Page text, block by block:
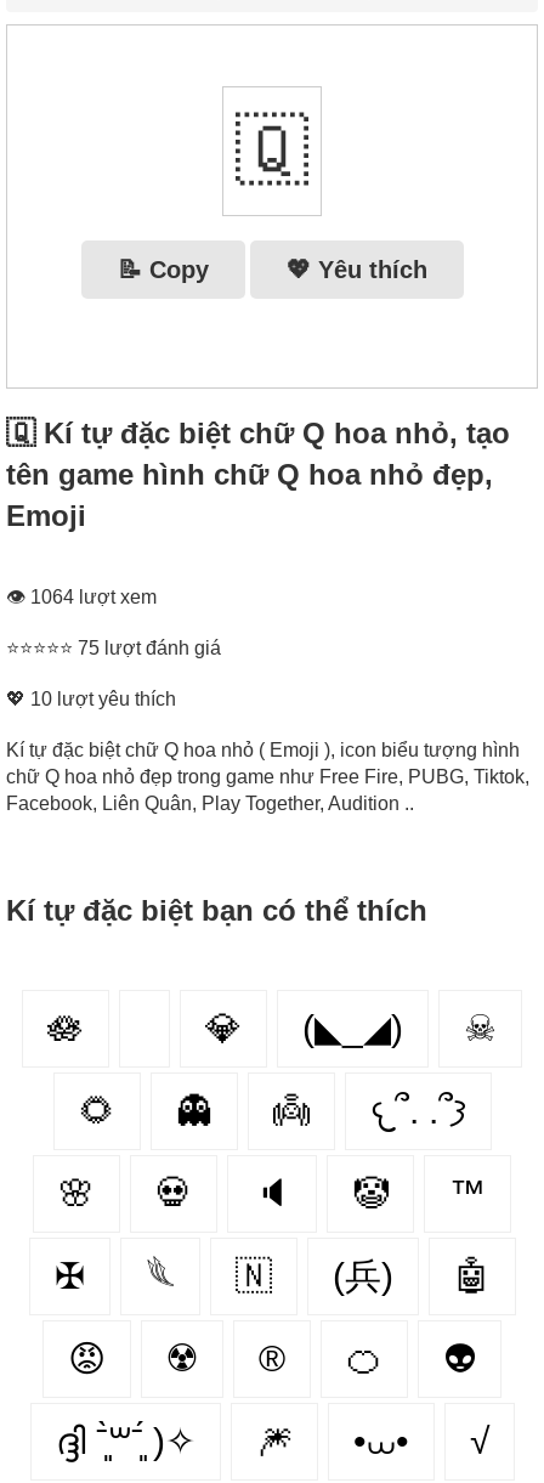
🇶‌
📝 Copy 💖 Yêu thích
🇶‌ Kí tự đặc biệt chữ Q hoa nhỏ, tạo
tên game hình chữ Q hoa nhỏ đẹp,
Emoji
👁 1064 lượt xem
⭐⭐⭐⭐⭐ 75 lượt đánh giá
💖 10 lượt yêu thích
Kí tự đặc biệt chữ Q hoa nhỏ ( Emoji ), icon biểu tượng hình
chữ Q hoa nhỏ đẹp trong game như Free Fire, PUBG, Tiktok,
Facebook, Liên Quân, Play Together, Audition ..
Kí tự đặc biệt bạn có thể thích
🪷 💎 (◣_◢) ☠
🌻 👻 👼 𐔌՞. .՞𐦯
🌸 💀 🔈 🤡 ™️
✠ 𓆰 🇳‌ (兵) 🤖
😡 ☢️ ®️ 🍊 👽
ദ്ദി ˉ͈̀꒳ˉ͈́ )✧ 🎆 •⩊• √